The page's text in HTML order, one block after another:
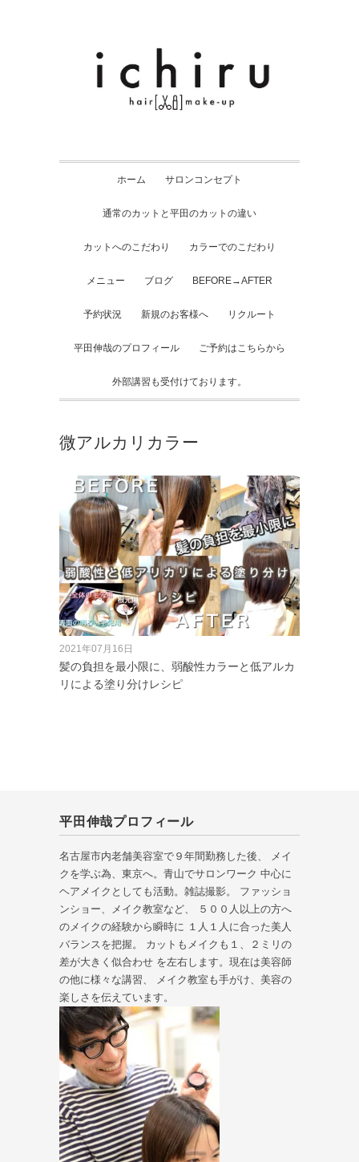
ホーム サロンコンセプト
通常のカットと平田のカットの違い
カットへのこだわり カラーでのこだわり
メニュー ブログ BEFORE→AFTER
予約状況 新規のお客様へ リクルート
平田伸哉のプロフィール ご予約はこちらから
外部講習も受付けております。
微アルカリカラー
2021年07月16日
髪の負担を最小限に、弱酸性カラーと低アルカ
リによる塗り分けレシピ
平田伸哉プロフィール
名古屋市内老舗美容室で９年間勤務した後、 メイ
クを学ぶ為、東京へ。青山でサロンワーク 中心に
ヘアメイクとしても活動。雑誌撮影。 ファッショ
ンショー、メイク教室など、 ５００人以上の方へ
のメイクの経験から瞬時に １人１人に合った美人
バランスを把握。 カットもメイクも１、２ミリの
差が大きく似合わせ を左右します。現在は美容師
の他に様々な講習、 メイク教室も手がけ、美容の
楽しさを伝えています。